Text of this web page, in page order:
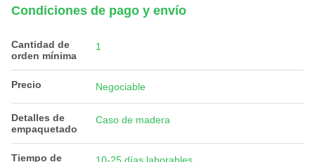
Condiciones de pago y envío
Cantidad de
orden mínima
1
Precio Negociable
Detalles de
empaquetado
Caso de madera
Tiempo de